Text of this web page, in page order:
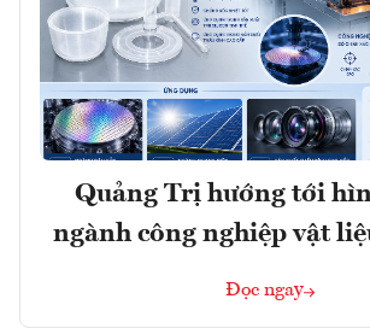
Quảng Trị hướng tới
ngành công nghiệp vật
Đọc ngay